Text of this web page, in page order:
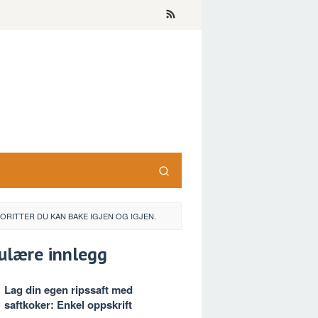
DU KAN BAKE IGJEN OG IGJEN.
innlegg
Lag din egen ripssaft med
saftkoker: Enkel oppskrift